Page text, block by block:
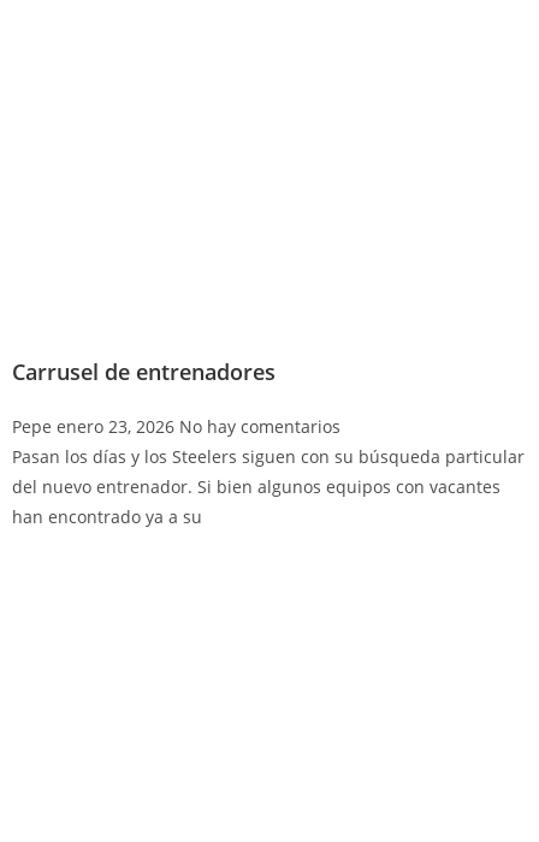
Carrusel de entrenadores
Pepe enero 23, 2026 No hay comentarios
Pasan los días y los Steelers siguen con su búsqueda particular
del nuevo entrenador. Si bien algunos equipos con vacantes
han encontrado ya a su